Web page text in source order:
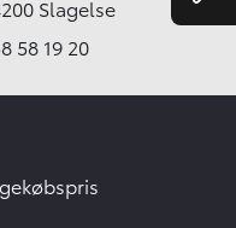
Slagelse
58 19 20